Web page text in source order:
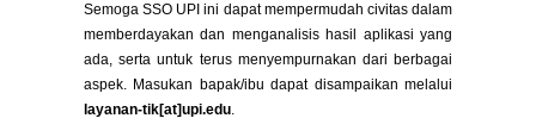
Semoga SSO UPI ini dapat mempermudah civitas dalam
memberdayakan dan menganalisis hasil aplikasi yang
ada, serta untuk terus menyempurnakan dari berbagai
aspek. Masukan bapak/ibu dapat disampaikan melalui
layanan-tik[at]upi.edu.